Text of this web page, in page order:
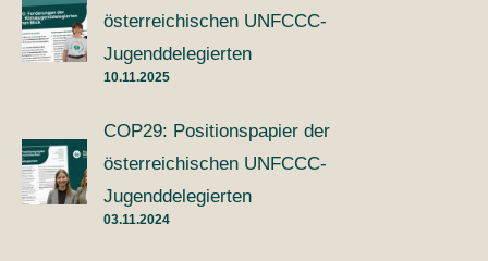
österreichischen UNFCCC-
Jugenddelegierten
10.11.2025
COP29: Positionspapier der
österreichischen UNFCCC-
Jugenddelegierten
03.11.2024